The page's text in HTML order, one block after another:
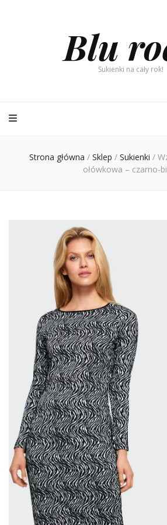
BluSukienki na cały rok!
Strona główna / Sklep / Sukienki /
ołówkowa – czarno-